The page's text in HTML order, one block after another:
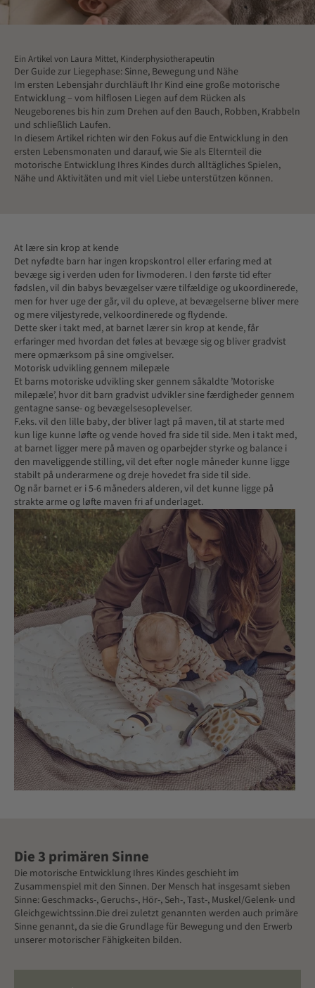
Ein Artikel von Laura Mittet, Kinderphysiotherapeutin
Der Guide zur Liegephase: Sinne, Bewegung und Nähe
Im ersten Lebensjahr durchläuft Ihr Kind eine große motorische
Entwicklung – vom hilflosen Liegen auf dem Rücken als
Neugeborenes bis hin zum Drehen auf den Bauch, Robben, Krabbeln
und schließlich Laufen.
In diesem Artikel richten wir den Fokus auf die Entwicklung in den
ersten Lebensmonaten und darauf, wie Sie als Elternteil die
motorische Entwicklung Ihres Kindes durch alltägliches Spielen,
Nähe und Aktivitäten und mit viel Liebe unterstützen können.
At lære sin krop at kende
Det nyfødte barn har ingen kropskontrol eller erfaring med at
bevæge sig i verden uden for livmoderen. I den første tid efter
fødslen, vil din babys bevægelser være tilfældige og ukoordinerede,
men for hver uge der går, vil du opleve, at bevægelserne bliver mere
og mere viljestyrede, velkoordinerede og flydende.
Dette sker i takt med, at barnet lærer sin krop at kende, får
erfaringer med hvordan det føles at bevæge sig og bliver gradvist
mere opmærksom på sine omgivelser.
Motorisk udvikling gennem milepæle
Et barns motoriske udvikling sker gennem såkaldte ’Motoriske
milepæle’, hvor dit barn gradvist udvikler sine færdigheder gennem
gentagne sanse- og bevægelsesoplevelser.
F.eks. vil den lille baby, der bliver lagt på maven, til at starte med
kun lige kunne løfte og vende hoved fra side til side. Men i takt med,
at barnet ligger mere på maven og oparbejder styrke og balance i
den maveliggende stilling, vil det efter nogle måneder kunne ligge
stabilt på underarmene og dreje hovedet fra side til side.
Og når barnet er i 5-6 måneders alderen, vil det kunne ligge på
strakte arme og løfte maven fri af underlaget.
Die 3 primären Sinne
Die motorische Entwicklung Ihres Kindes geschieht im
Zusammenspiel mit den Sinnen. Der Mensch hat insgesamt sieben
Sinne: Geschmacks-, Geruchs-, Hör-, Seh-, Tast-, Muskel/Gelenk- und
Gleichgewichtssinn.Die drei zuletzt genannten werden auch primäre
Sinne genannt, da sie die Grundlage für Bewegung und den Erwerb
unserer motorischer Fähigkeiten bilden.